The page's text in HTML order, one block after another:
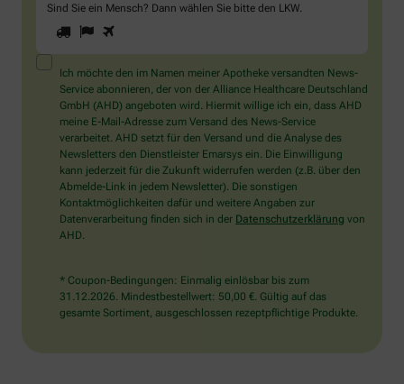
Sind Sie ein Mensch? Dann wählen Sie bitte den LKW.
Sind
Sie
ein
Mensch?
Dann
wählen
Sie
bitte
den
LKW.
1 2
Ich möchte den im Namen meiner Apotheke versandten News-
Service abonnieren, der von der Alliance Healthcare Deutschland
GmbH (AHD) angeboten wird. Hiermit willige ich ein, dass AHD
meine E-Mail-Adresse zum Versand des News-Service
verarbeitet. AHD setzt für den Versand und die Analyse des
Newsletters den Dienstleister Emarsys ein. Die Einwilligung
kann jederzeit für die Zukunft widerrufen werden (z.B. über den
Abmelde-Link in jedem Newsletter). Die sonstigen
Kontaktmöglichkeiten dafür und weitere Angaben zur
Datenverarbeitung finden sich in der Datenschutzerklärung von
AHD.
* Coupon-Bedingungen: Einmalig einlösbar bis zum
31.12.2026. Mindestbestellwert: 50,00 €. Gültig auf das
gesamte Sortiment, ausgeschlossen rezeptpflichtige Produkte.